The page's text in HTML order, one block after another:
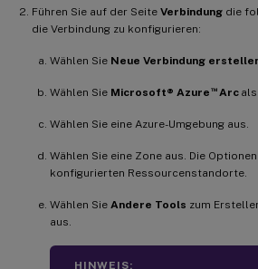
Führen Sie auf der Seite Verbindung die
die Verbindung zu konfigurieren:
Wählen Sie Neue Verbindung
Wählen Sie Microsoft® Azure ™Arcals
Wählen Sie eine Azure-Umgebung aus.
Wählen Sie eine Zone aus. Die
konfigurierten Ressourcenstandorte.
Wählen Sie Andere Tools zum
aus.
HINWEIS: